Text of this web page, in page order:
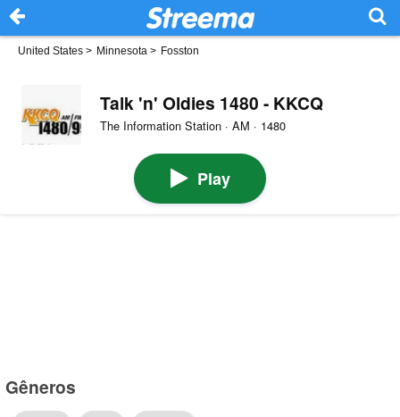
United States > Minnesota > Fosston
Talk 'n' Oldies 1480 - KKCQ
The Information Station · AM · 1480
Play
Gêneros